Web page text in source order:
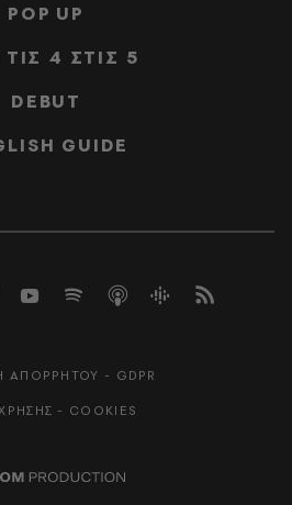
POP UP
4 ΣΤΙΣ 5
DEBUT
GUIDE
ΑΠΟΡΡΗΤΟΥ - GDPR
- COOKIES